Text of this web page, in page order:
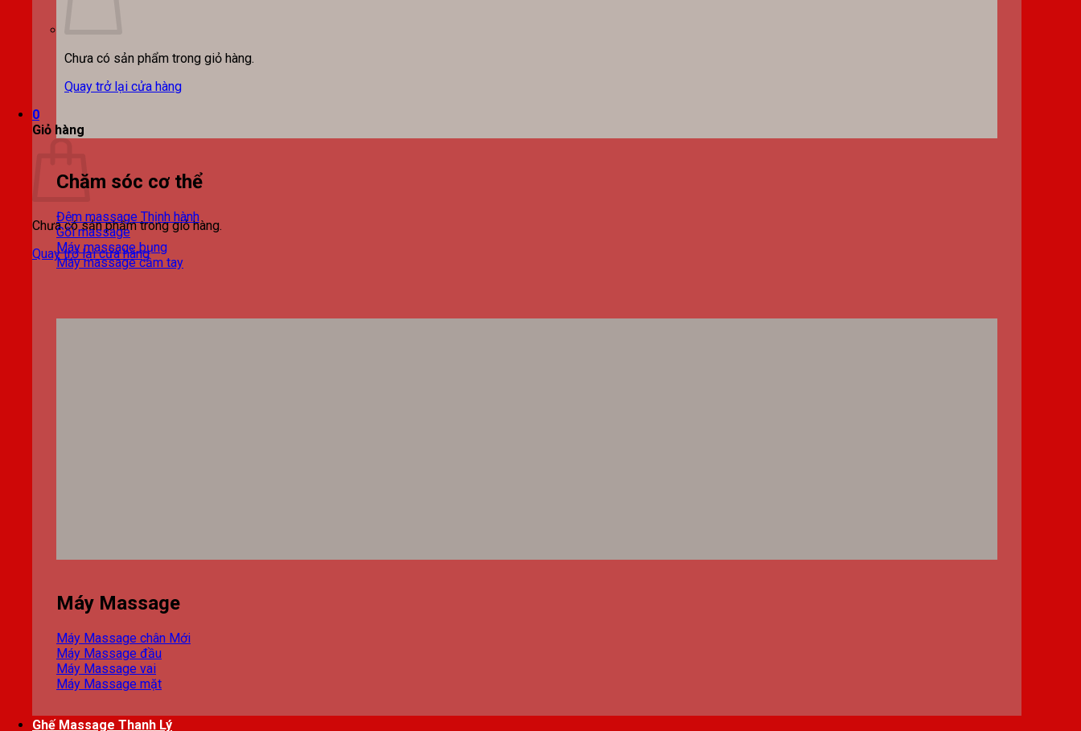
Chưa có sản phẩm trong giỏ hàng.
Quay trở lại cửa hàng
0
Giỏ hàng
Chưa có sản phẩm trong giỏ hàng.
Quay trở lại cửa hàng
Chăm sóc cơ thể
Đệm massage
Gối massage
Máy massage bụng
Máy massage cầm tay
Máy Massage
Máy Massage chân
Máy Massage đầu
Máy Massage vai
Máy Massage mặt
Ghế Massage Thanh Lý